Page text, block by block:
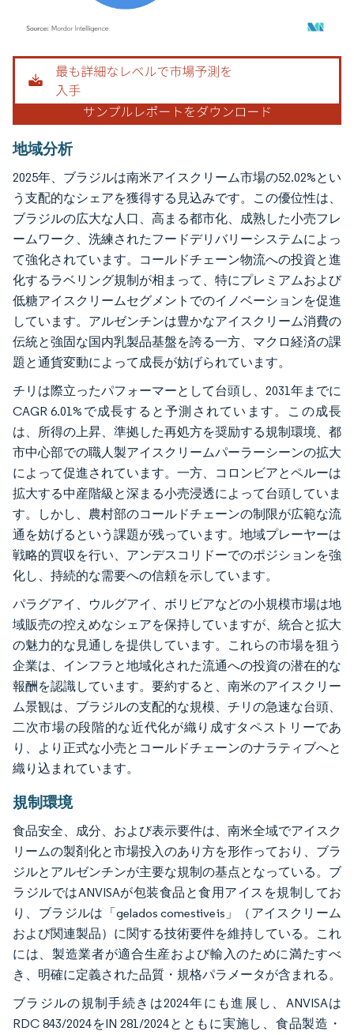
画像 © Mordor Intelligence。再利用にはCC BY 4.0の表示が必要です。
地域分析
2025年、ブラジルは南米アイスクリーム市場の52.02%とい
う支配的なシェアを獲得する見込みです。この優位性は、
ブラジルの広大な人口、高まる都市化、成熟した小売フレ
ームワーク、洗練されたフードデリバリーシステムによっ
て強化されています。コールドチェーン物流への投資と進
化するラベリング規制が相まって、特にプレミアムおよび
低糖アイスクリームセグメントでのイノベーションを促進
しています。アルゼンチンは豊かなアイスクリーム消費の
伝統と強固な国内乳製品基盤を誇る一方、マクロ経済の課
題と通貨変動によって成長が妨げられています。
チリは際立ったパフォーマーとして台頭し、2031年までに
CAGR 6.01%で成長すると予測されています。この成長
は、所得の上昇、準拠した再処方を奨励する規制環境、都
市中心部での職人製アイスクリームパーラーシーンの拡大
によって促進されています。一方、コロンビアとペルーは
拡大する中産階級と深まる小売浸透によって台頭していま
す。しかし、農村部のコールドチェーンの制限が広範な流
通を妨げるという課題が残っています。地域プレーヤーは
戦略的買収を行い、アンデスコリドーでのポジションを強
化し、持続的な需要への信頼を示しています。
パラグアイ、ウルグアイ、ボリビアなどの小規模市場は地
域販売の控えめなシェアを保持していますが、統合と拡大
の魅力的な見通しを提供しています。これらの市場を狙う
企業は、インフラと地域化された流通への投資の潜在的な
報酬を認識しています。要約すると、南米のアイスクリー
ム景観は、ブラジルの支配的な規模、チリの急速な台頭、
二次市場の段階的な近代化が織り成すタペストリーであ
り、より正式な小売とコールドチェーンのナラティブへと
織り込まれています。
規制環境
食品安全、成分、および表示要件は、南米全域でアイスク
リームの製剤化と市場投入のあり方を形作っており、ブラ
ジルとアルゼンチンが主要な規制の基点となっている。ブ
ラジルではANVISAが包装食品と食用アイスを規制してお
り、ブラジルは「gelados comestiveis」（アイスクリーム
および関連製品）に関する技術要件を維持している。これ
には、製造業者が適合生産および輸入のために満たすべ
き、明確に定義された品質・規格パラメータが含まれる。
ブラジルの規制手続きは2024年にも進展し、ANVISAは
RDC 843/2024をIN 281/2024とともに実施し、食品製造・